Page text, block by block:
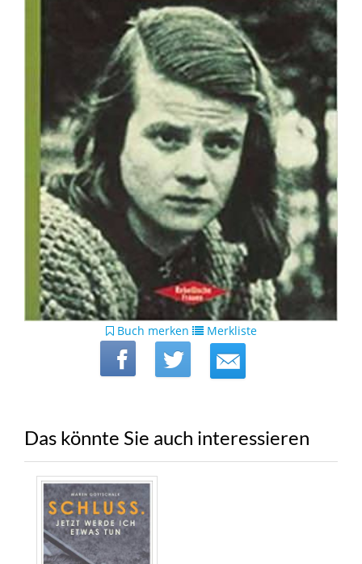
Buch merken Merkliste
Das könnte Sie auch interessieren